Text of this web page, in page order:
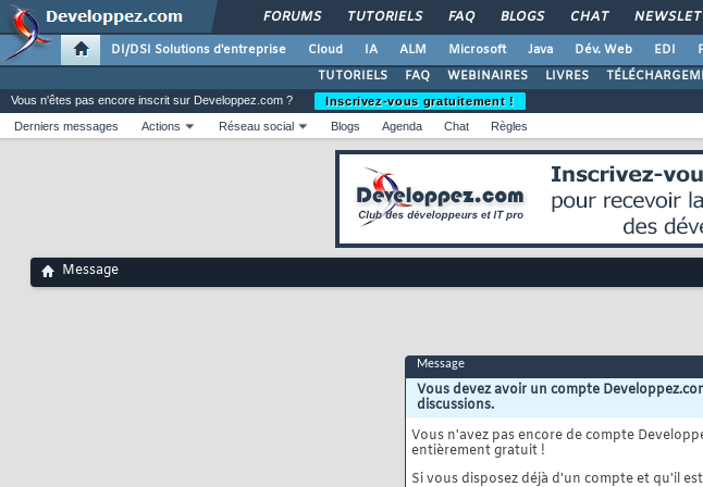
FORUMS TUTORIELS FAQ BLOGS CHAT
DI/DSI Solutions d'entreprise Cloud IA ALM Microsoft Java Dév. Web EDI
TUTORIELS
FAQ WEBINAIRES LIVRES
Vous n'êtes pas encore inscrit sur Developpez.com ?
Inscrivez-vous gratuitement !
Derniers messages
Actions Réseau social Blogs Agenda Chat Règles
Message
Message
Vous devez avoir un compte
discussions.
Vous n'avez pas encore de compte
entièrement gratuit !
Si vous disposez déjà d'un compte et qu'il